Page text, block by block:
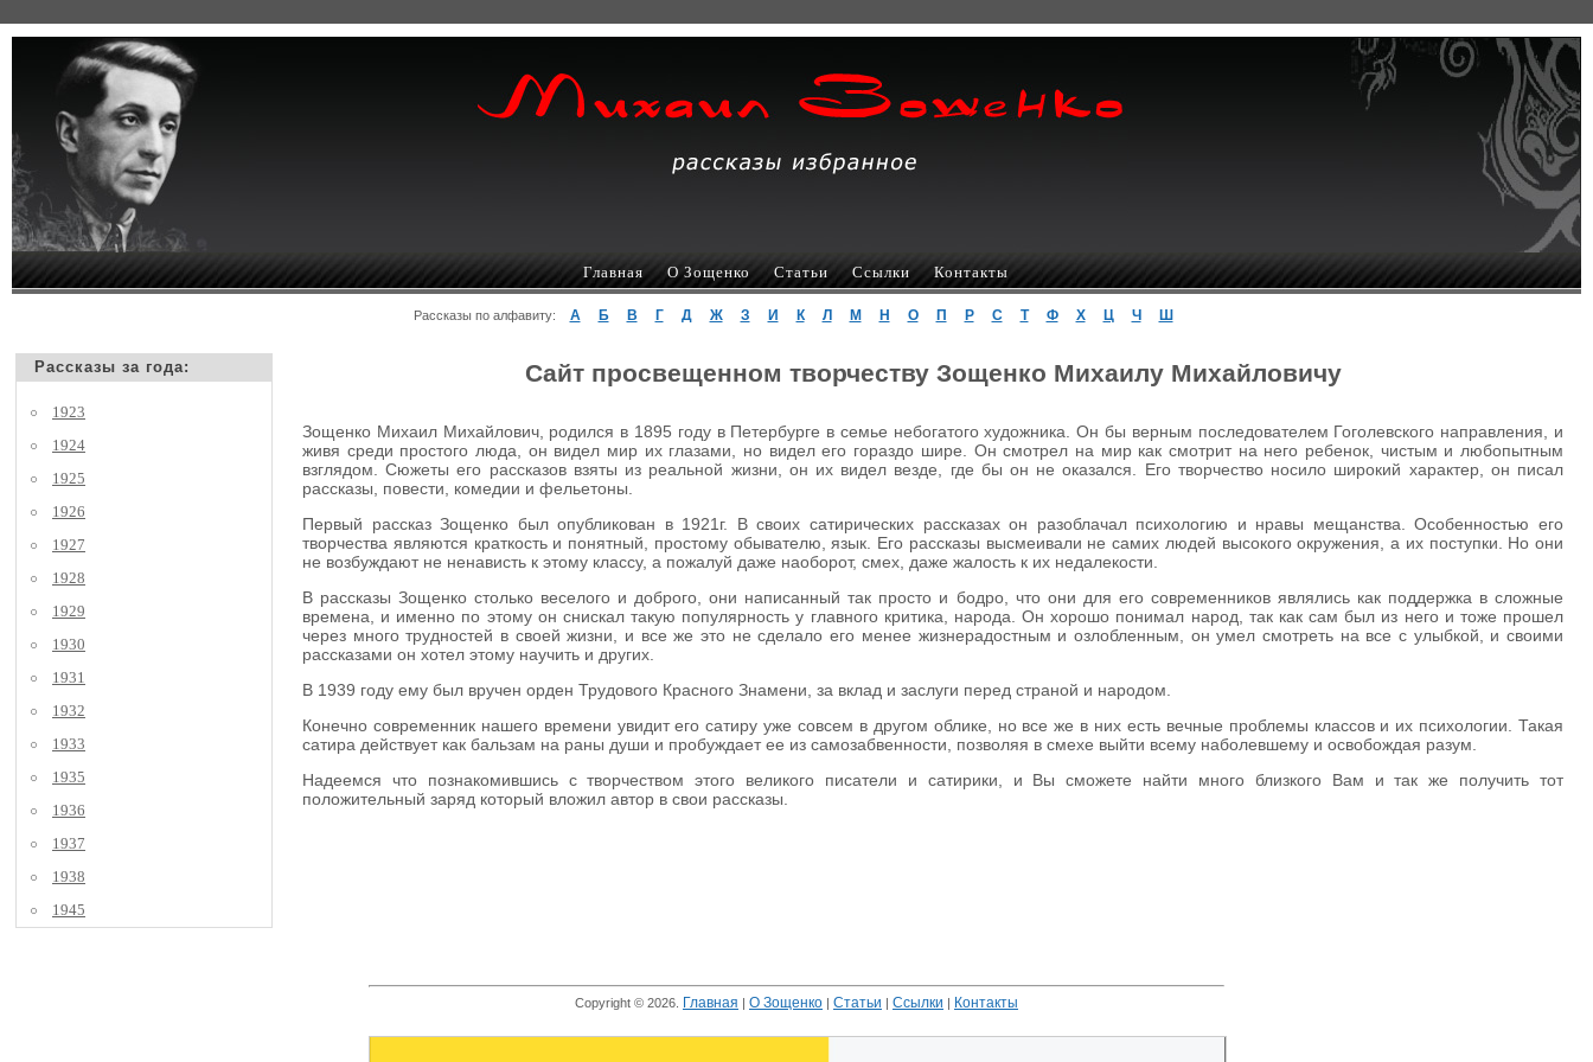
Главная О Зощенко Статьи Ссылки Контакты
Рассказы по алфавиту: А Б В Г Д Ж З И К Л М Н О П Р С Т Ф Х Ц Ч Ш
Рассказы за года:
1923
1924
1925
1926
1927
1928
1929
1930
1931
1932
1933
1935
1936
1937
1938
1945
Сайт просвещенном творчеству Зощенко Михаилу Михайловичу
Зощенко Михаил Михайлович, родился в 1895 году в Петербурге в семье небогатого художника. Он бы верным последователем Гоголевского направления, и
живя среди простого люда, он видел мир их глазами, но видел его гораздо шире. Он смотрел на мир как смотрит на него ребенок, чистым и любопытным
взглядом. Сюжеты его рассказов взяты из реальной жизни, он их видел везде, где бы он не оказался. Его творчество носило широкий характер, он писал
рассказы, повести, комедии и фельетоны.
Первый рассказ Зощенко был опубликован в 1921г. В своих сатирических рассказах он разоблачал психологию и нравы мещанства. Особенностью его
творчества являются краткость и понятный, простому обывателю, язык. Его рассказы высмеивали не самих людей высокого окружения, а их поступки. Но они
не возбуждают не ненависть к этому классу, а пожалуй даже наоборот, смех, даже жалость к их недалекости.
В рассказы Зощенко столько веселого и доброго, они написанный так просто и бодро, что они для его современников являлись как поддержка в сложные
времена, и именно по этому он снискал такую популярность у главного критика, народа. Он хорошо понимал народ, так как сам был из него и тоже прошел
через много трудностей в своей жизни, и все же это не сделало его менее жизнерадостным и озлобленным, он умел смотреть на все с улыбкой, и своими
рассказами он хотел этому научить и других.
В 1939 году ему был вручен орден Трудового Красного Знамени, за вклад и заслуги перед страной и народом.
Конечно современник нашего времени увидит его сатиру уже совсем в другом облике, но все же в них есть вечные проблемы классов и их психологии. Такая
сатира действует как бальзам на раны души и пробуждает ее из самозабвенности, позволяя в смехе выйти всему наболевшему и освобождая разум.
Надеемся что познакомившись с творчеством этого великого писатели и сатирики, и Вы сможете найти много близкого Вам и так же получить тот
положительный заряд который вложил автор в свои рассказы.
Copyright © 2026. Главная | О Зощенко | Статьи | Ссылки | Контакты